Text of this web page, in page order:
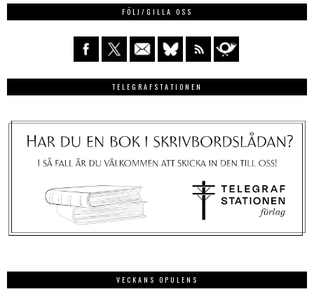
FÖLJ/GILLA OSS
TELEGRAFSTATIONEN
VECKANS OPULENS